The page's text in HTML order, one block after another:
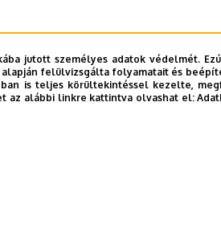
jutott személyes adatok védelmét.
felülvizsgálta folyamatait és
is teljes körültekintéssel kezelte,
az alábbi linkre kattintva olvashat el: